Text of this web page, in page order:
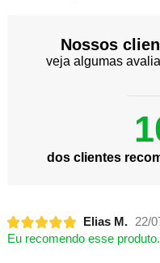
Nossos
veja algumas
dos clientes
Elias M.
22/
Eu recomendo esse produto.